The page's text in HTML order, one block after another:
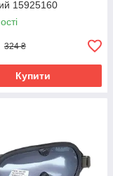
15925160
324 ₴
Купити